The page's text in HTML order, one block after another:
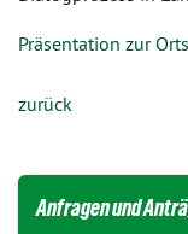
Präsentation zur
zurück
Anfragen und